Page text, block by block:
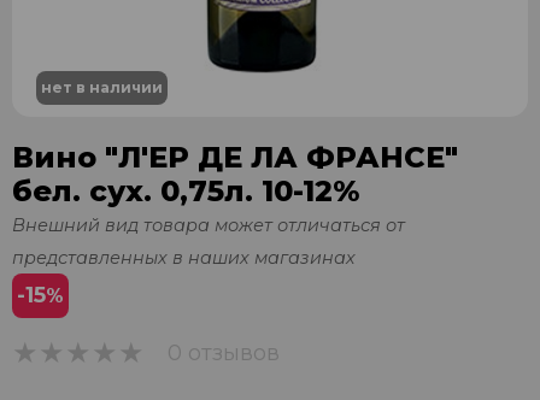
нет в наличии
Вино "Л'ЕР ДЕ ЛА ФРАНСЕ"
бел. сух. 0,75л. 10-12%
Внешний вид товара может отличаться от
представленных в наших магазинах
-15%
0 отзывов